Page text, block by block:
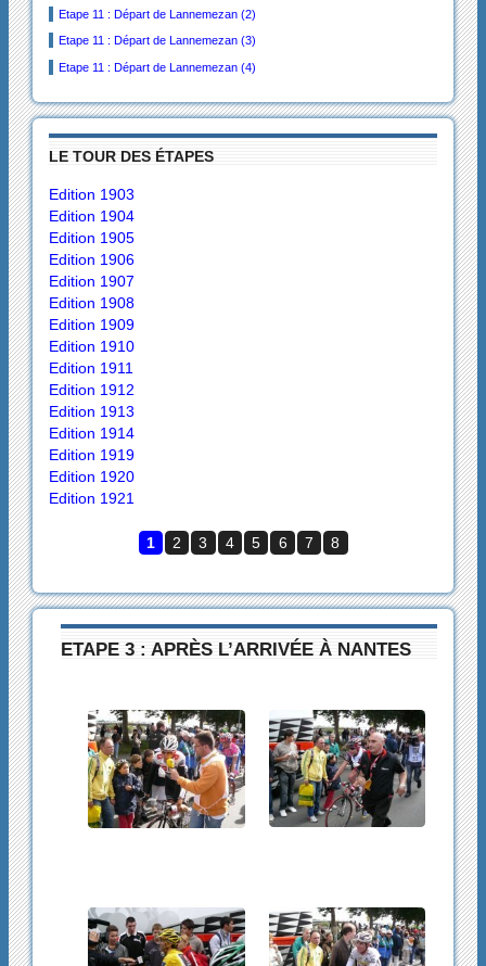
Etape 11 : Départ de Lannemezan (2)
Etape 11 : Départ de Lannemezan (3)
Etape 11 : Départ de Lannemezan (4)
LE TOUR DES ÉTAPES
Edition 1903
Edition 1904
Edition 1905
Edition 1906
Edition 1907
Edition 1908
Edition 1909
Edition 1910
Edition 1911
Edition 1912
Edition 1913
Edition 1914
Edition 1919
Edition 1920
Edition 1921
1 2 3 4 5 6 7 8
ETAPE 3 : APRÈS L’ARRIVÉE À NANTES